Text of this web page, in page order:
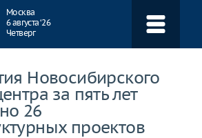
Москва
6 августа ‘26
Четверг
Новосибирского
за пять лет
26
проектов